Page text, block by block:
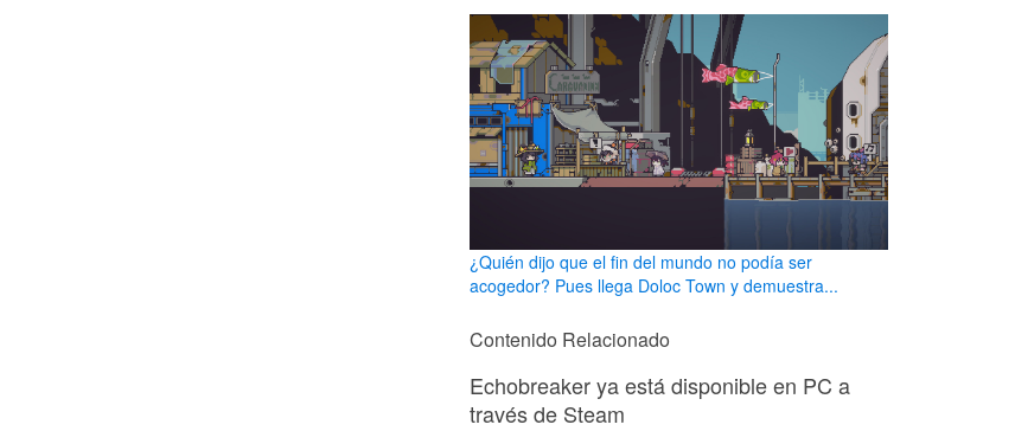
¿Quién dijo que el fin del mundo no podía ser
acogedor? Pues llega Doloc Town y demuestra...
Contenido Relacionado
Echobreaker ya está disponible en PC a
través de Steam